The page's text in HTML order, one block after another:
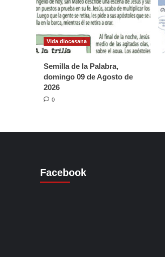
Vida diocesana
Semilla de la Palabra,
domingo 09 de Agosto de
2026
0
Facebook